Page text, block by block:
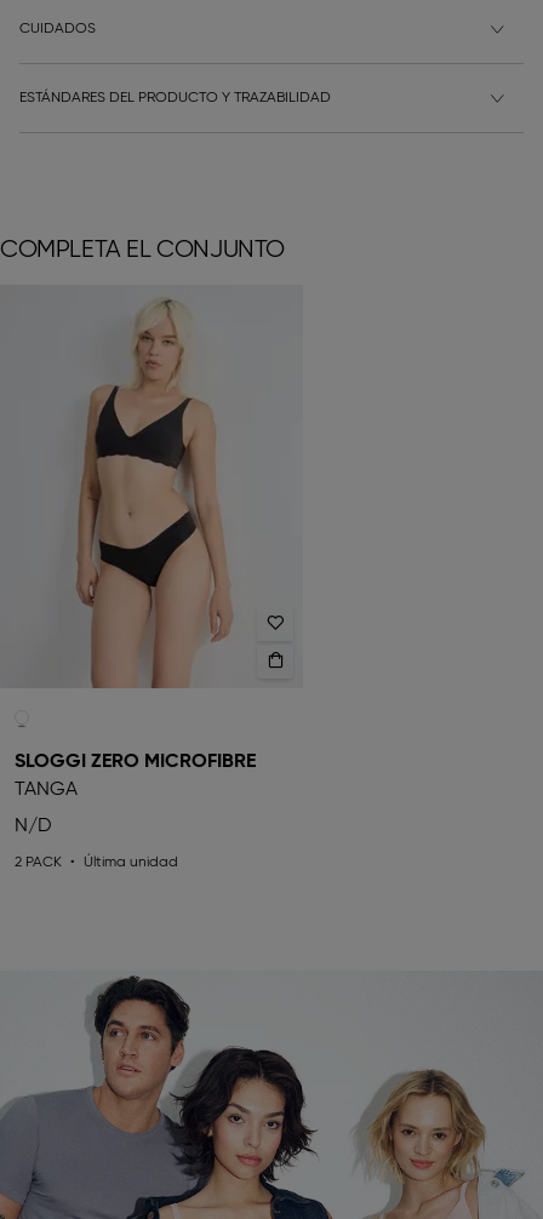
CUIDADOS
ESTÁNDARES DEL PRODUCTO Y TRAZABILIDAD
COMPLETA EL CONJUNTO
SLOGGI ZERO MICROFIBRE
TANGA
N/D
2 PACK Última unidad